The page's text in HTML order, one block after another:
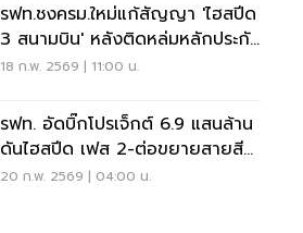
รฟท.ชงครม.ใหม่แก้สัญญา 'ไฮสปีด
3 สนามบิน' หลังติดหล่มหลักประกัน
1.6 แสนล้าน
18 ก.พ. 2569 | 11:00 น.
รฟท. อัดบิ๊กโปรเจ็กต์ 6.9 แสนล้าน
ดันไฮสปีด เฟส 2-ต่อขยายสายสี
แดง บรรจุงบปี 70
20 ก.พ. 2569 | 04:00 น.